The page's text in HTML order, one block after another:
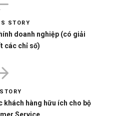
STORY
doanh nghiệp (có giải
các chỉ số)
khách hàng hữu ích cho bộ